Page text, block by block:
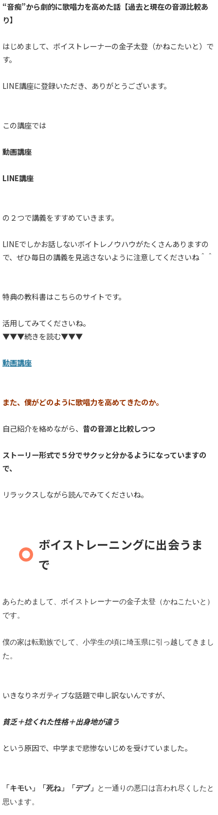
“音痴”から劇的に歌唱力を高めた話【過去と現在の音源比較あ
り】
はじめまして、ボイストレーナーの金子太登（かねこたいと）で
す。
LINE講座に登録いただき、ありがとうございます。
この講座では
動画講座
LINE講座
の２つで講義をすすめていきます。
LINEでしかお話しないボイトレノウハウがたくさんありますの
で、ぜひ毎日の講義を見逃さないように注意してくださいね＾＾
特典の教科書はこちらのサイトです。
活用してみてくださいね。
▼▼▼続きを読む▼▼▼
動画講座
また、僕がどのように歌唱力を高めてきたのか。
自己紹介を絡めながら、 昔の音源と比較しつつ
ストーリー形式で５分でサクッと分かるようになっていますの
で、
リラックスしながら読んでみてくださいね。
ボイストレーニングに出会うま
で
あらためまして、ボイストレーナーの金子太登（かねこたいと）
です。
僕の家は転勤族でして、小学生の頃に埼玉県に引っ越してきまし
た。
いきなりネガティブな話題で申し訳ないんですが、
貧乏＋捻くれた性格＋出身地が違う
という原因で、中学まで悲惨ないじめを受けていました。
「キモい」「死ね」「デブ」 と一通りの悪口は言われ尽くしたと
思います。